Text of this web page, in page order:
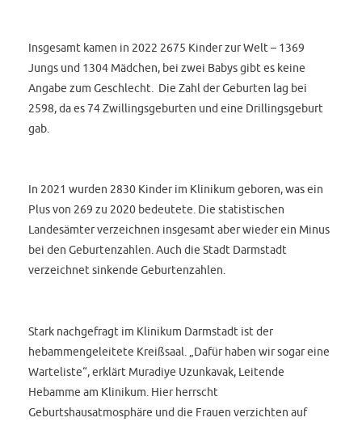
Insgesamt kamen in 2022 2675 Kinder zur Welt – 1369
Jungs und 1304 Mädchen, bei zwei Babys gibt es keine
Angabe zum Geschlecht. Die Zahl der Geburten lag bei
2598, da es 74 Zwillingsgeburten und eine Drillingsgeburt
gab.
In 2021 wurden 2830 Kinder im Klinikum geboren, was ein
Plus von 269 zu 2020 bedeutete. Die statistischen
Landesämter verzeichnen insgesamt aber wieder ein Minus
bei den Geburtenzahlen. Auch die Stadt Darmstadt
verzeichnet sinkende Geburtenzahlen.
Stark nachgefragt im Klinikum Darmstadt ist der
hebammengeleitete Kreißsaal. „Dafür haben wir sogar eine
Warteliste“, erklärt Muradiye Uzunkavak, Leitende
Hebamme am Klinikum. Hier herrscht
Geburtshausatmosphäre und die Frauen verzichten auf